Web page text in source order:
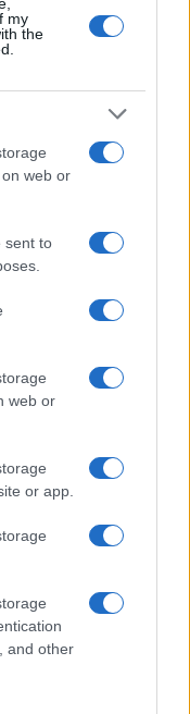
my
the
web or
sent to
web or
or app.
and other
oltre i criteri dei